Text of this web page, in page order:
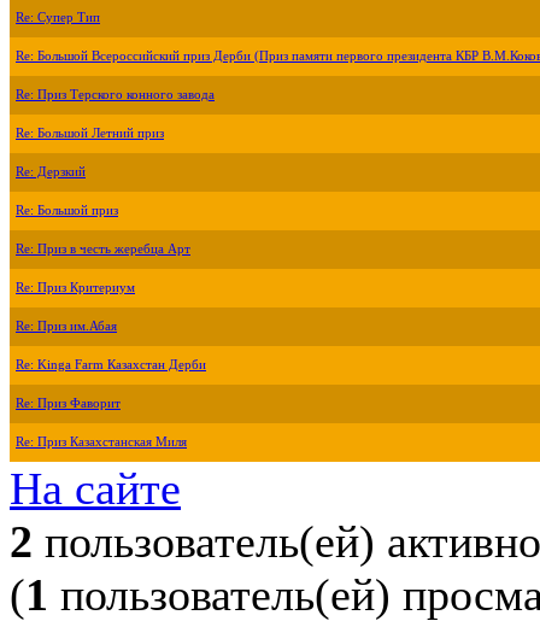
Re: Супер Тип
Re: Большой Всероссийский приз Дерби (Приз памяти первого президента КБР
Re: Приз Терского конного завода
Re: Большой Летний приз
Re: Дерзкий
Re: Большой приз
Re: Приз в честь жеребца Арт
Re: Приз Критериум
Re: Приз им.Абая
Re: Kinga Farm Казахстан Дерби
Re: Приз Фаворит
Re: Приз Казахстанская Миля
На сайте
2 пользователь(ей) активно
(1 пользователь(ей)